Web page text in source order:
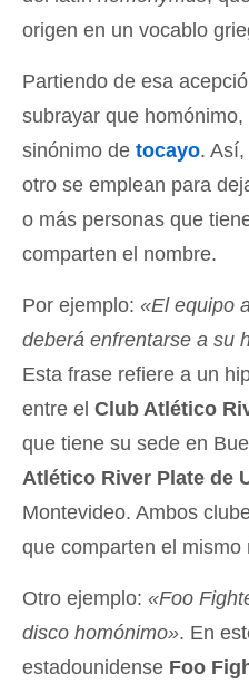
origen en un vocablo
Partiendo de esa
subrayar que
sinónimo de tocayo.
otro se emplean para
o más personas que
comparten el nombre.
Por ejemplo: «El equipo
deberá enfrentarse a su
Esta frase refiere a un
entre el Club Atlético
que tiene su sede en
Atlético River Plate de
Montevideo. Ambos
que comparten el mismo
Otro ejemplo: «Foo
disco homónimo». En
estadounidense Foo